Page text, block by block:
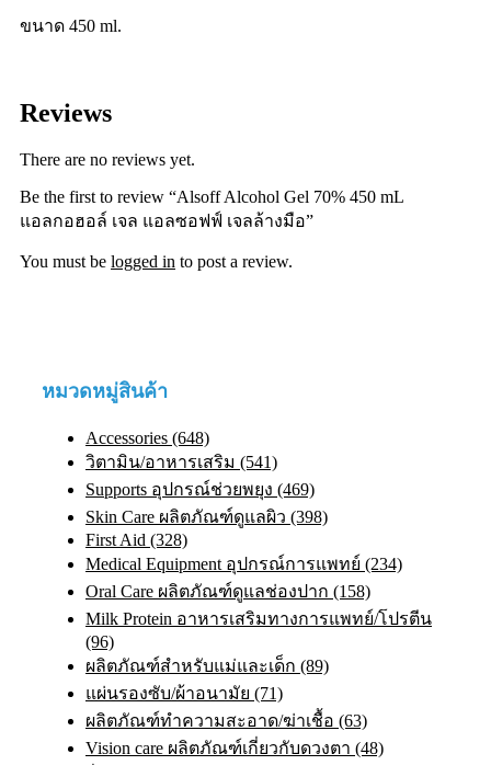
หมวดหมู่สินค้า
Accessories (648)
วิตามิน/อาหารเสริม (541)
Supports อุปกรณ์ช่วยพยุง (469)
Skin Care ผลิตภัณฑ์ดูแลผิว (398)
First Aid (328)
Medical Equipment อุปกรณ์การแพทย์ (234)
Oral Care ผลิตภัณฑ์ดูแลช่องปาก (158)
Milk Protein อาหารเสริมทางการแพทย์/โปรตีน
(96)
ผลิตภัณฑ์สำหรับแม่และเด็ก (89)
แผ่นรองซับ/ผ้าอนามัย (71)
ผลิตภัณฑ์ทําความสะอาด/ฆ่าเชื้อ (63)
Vision care ผลิตภัณฑ์เกี่ยวกับดวงตา (48)
ขนาด 450 ml.
Reviews
There are no reviews yet.
Be the first to review “Alsoff Alcohol Gel 70% 450 mL
แอลกอฮอล์ เจล แอลซอฟฟ์ เจลล้างมือ”
You must be logged in to post a review.